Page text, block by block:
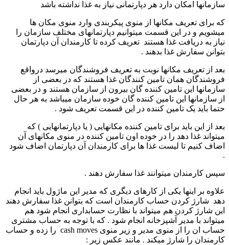
سازمانها امکان دارد هر دپارتمانی نیاز به غذا نداشته باشد
که برای تعریف مکانها از منوی پیکربندی وارد منوی مکان ها
میشویم و در این قسمت میتوانیم دپارتمانهای مختلف سازمان را
نیاز به دریافت غذا هستند تعریف کرده تا کارمندان آن دپارتمان
بتوانن سفارش غذا بدهند .
بعد از تعریف مکانها نوبت به تعریف فروشندگان میرسد درواقع
فروشندگان همان تامین کنندگان غذا هستند که در بعضی از
سازمانها این تامین کننده گان بیرون از سازمان هستند و در بعضی
از سازمانها این تامین کننده گان خوده سازمان میباشد به هر حال
حتما باید یک تامین کننده در این قسمت تعریف شود .
بعد از این باید برای تامین کننده مکانهایی ( یا دپارتمانهایی ) که
میتواند غذا دهد را در خوده اون تامین کننده در منوی مکانهای آن
اضاف کنیم تا لیست غذا ها برای کارمندان آن دپارتمان اضاف شود
.
سپس کارمندان میتوانند غذا سفارش دهند .
علاوه بر اینها یکی از کارهای دیگری که مدیر این ماژول باید انجام
دهد شارژ کردن حساب کارمندان است که بتوانن غذا سفارش دهند
این شارژ کردن هم میتواند با نظارت حسابداری انجام شود هم
میتواند با مدیر آشپزخانه انجام شود . که با توجه به حساب مشتری
حساب ان را از منوی مدیر و زیر منوی cash moves را زده و حساب
کارمندان را شارژ میکند . مانند عکس زیر :